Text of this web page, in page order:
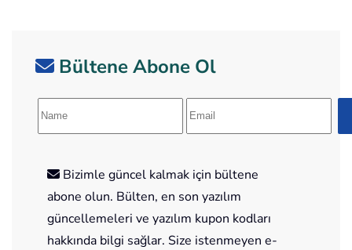
Bültene Abone Ol
Bizimle güncel kalmak için bültene
abone olun. Bülten, en son yazılım
güncellemeleri ve yazılım kupon kodları
hakkında bilgi sağlar. Size istenmeyen e-